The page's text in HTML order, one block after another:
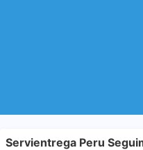
Servientrega Peru